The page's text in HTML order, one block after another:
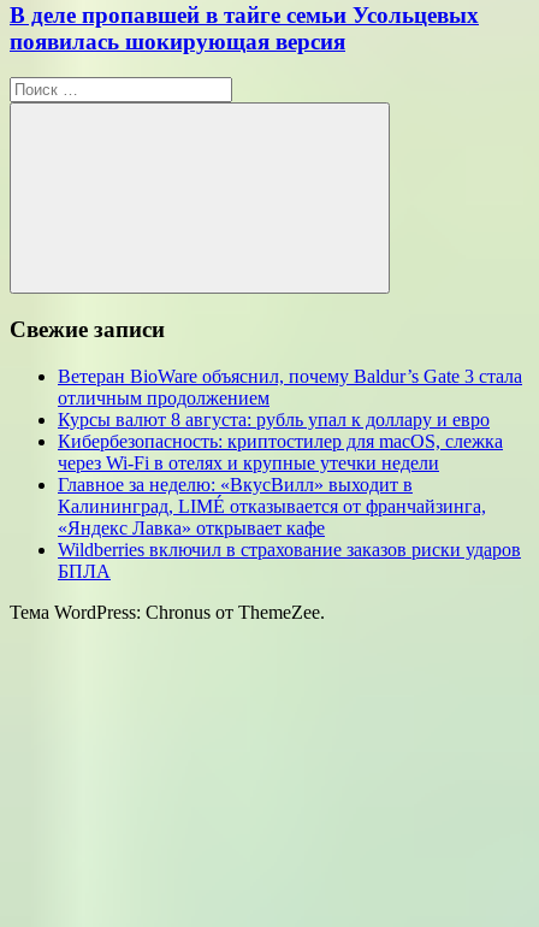
В деле пропавшей в тайге семьи Усольцевых
появилась шокирующая версия
Поиск
для:
Поиск
Свежие записи
Ветеран BioWare объяснил, почему Baldur’s Gate 3 стала
отличным продолжением
Курсы валют 8 августа: рубль упал к доллару и евро
Кибербезопасность: криптостилер для macOS, слежка
через Wi-Fi в отелях и крупные утечки недели
Главное за неделю: «ВкусВилл» выходит в
Калининград, LIMÉ отказывается от франчайзинга,
«Яндекс Лавка» открывает кафе
Wildberries включил в страхование заказов риски ударов
БПЛА
Тема WordPress: Chronus от ThemeZee.